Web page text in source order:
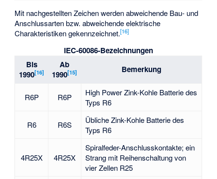
Mit nachgestellten Zeichen werden abweichende Bau- und
Anschlussarten bzw. abweichende elektrische
Charakteristiken gekennzeichnet.[16]
IEC-60086-Bezeichnungen
Bis
1990[16]
Ab
1990[15] Bemerkung
R6P R6P
High Power Zink-Kohle Batterie des
Typs R6
R6 R6S
Übliche Zink-Kohle Batterie des
Typs R6
4R25X 4R25X
Spiralfeder-Anschlusskontakte; ein
Strang mit Reihenschaltung von
vier Zellen R25